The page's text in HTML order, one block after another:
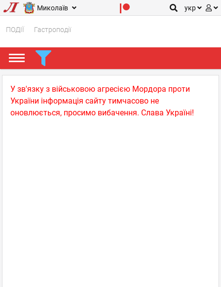
Миколаїв укр
ПОДІЇ Гастроподії
У зв'язку з військовою агресією Мордора проти
України інформація сайту тимчасово не
оновлюється, просимо вибачення. Слава Україні!